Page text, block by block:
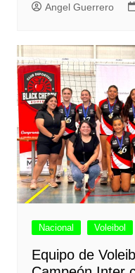
Angel Guerrero
Nacional Voleibol
Equipo de